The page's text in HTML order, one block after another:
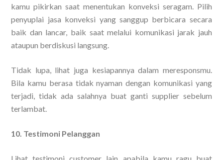
kamu pikirkan saat menentukan konveksi seragam. Pilih
penyuplai jasa konveksi yang sanggup berbicara secara
baik dan lancar, baik saat melalui komunikasi jarak jauh
ataupun berdiskusi langsung.
Tidak lupa, lihat juga kesiapannya dalam meresponsmu.
Bila kamu berasa tidak nyaman dengan komunikasi yang
terjadi, tidak ada salahnya buat ganti supplier sebelum
terlambat.
10. Testimoni Pelanggan